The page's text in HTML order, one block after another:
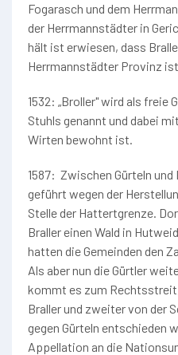
Fogarasch und dem
der Herrmannstädter in
hält ist erwiesen, dass
Herrmannstädter Provinz
1532: „Broller" wird als freie
Stuhls genannt und dabei
Wirten bewohnt ist.
1587: Zwischen Gürteln
geführt wegen der
Stelle der Hattertgrenze.
Braller einen Wald in
hatten die Gemeinden den
Als aber nun die Gürtler
kommt es zum
Braller und zweiter von der
gegen Gürteln entschieden
Appellation an die